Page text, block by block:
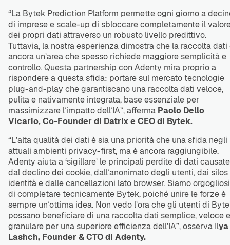
“La Bytek Prediction Platform permette ogni giorno a
di imprese e scale-up di sbloccare completamente il
dei propri dati attraverso un robusto livello predittivo.
Tuttavia, la nostra esperienza dimostra che la raccolta dati
ancora un’area che spesso richiede maggiore semplicità e
controllo. Questa partnership con Adenty mira proprio a
rispondere a questa sfida: portare sul mercato tecnologie
plug-and-play che garantiscano una raccolta dati veloce,
pulita e nativamente integrata, base essenziale per
massimizzare l’impatto dell’IA”, afferma Paolo Dello
Vicario, Co-Founder di Datrix e CEO di Bytek.
“L’alta qualità dei dati è sia una priorità che una sfida negli
attuali ambienti privacy-first, ma è ancora raggiungibile.
Adenty aiuta a ‘sigillare’ le principali perdite di dati causate
dal declino dei cookie, dall’anonimato degli utenti, dai
identità e dalle cancellazioni lato browser. Siamo orgogliosi
di completare tecnicamente Bytek, poiché unire le forze è
sempre un’ottima idea. Non vedo l’ora che gli utenti di
possano beneficiare di una raccolta dati semplice, veloce e
granulare per una superiore efficienza dell’IA”, osserva Ilya
Lashch, Founder & CTO di Adenty.